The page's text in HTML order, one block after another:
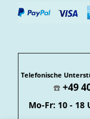
Telefonische
☎️ +49
Mo-Fr: 10 - 18